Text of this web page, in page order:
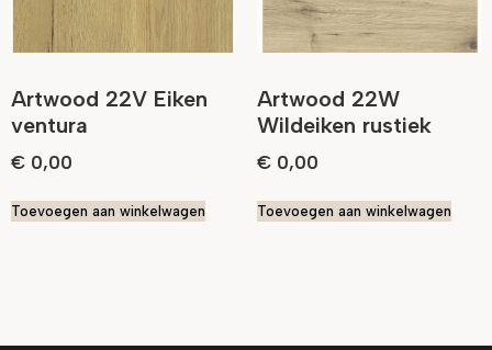
Artwood 22V Eiken
ventura
€ 0,00
Toevoegen aan winkelwagen
Artwood 22W
Wildeiken rustiek
€ 0,00
Toevoegen aan winkelwagen